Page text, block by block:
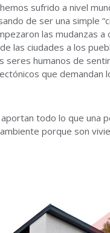
sufrido a nivel
de ser una simple
las mudanzas
las ciudades a los
seres humanos de
que demandan
aportan todo lo que una
porque son